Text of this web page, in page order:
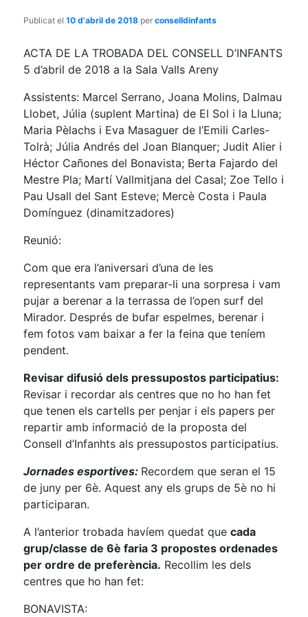
Publicat el10 d'abril de 2018 perconselldinfants
ACTA DE LA TROBADA DEL CONSELL D’INFANTS
5 d’abril de 2018 a la Sala Valls Areny
Assistents: Marcel Serrano, Joana Molins, Dalmau
Llobet, Júlia (suplent Martina) de El Sol i la Lluna;
Maria Pèlachs i Eva Masaguer de l’Emili Carles-
Tolrà; Júlia Andrés del Joan Blanquer; Judit Alier i
Héctor Cañones del Bonavista; Berta Fajardo del
Mestre Pla; Martí Vallmitjana del Casal; Zoe Tello i
Pau Usall del Sant Esteve; Mercè Costa i Paula
Domínguez (dinamitzadores)
Reunió:
Com que era l’aniversari d’una de les
representants vam preparar-li una sorpresa i vam
pujar a berenar a la terrassa de l’open surf del
Mirador. Després de bufar espelmes, berenar i
fem fotos vam baixar a fer la feina que teníem
pendent.
Revisar difusió dels pressupostos participatius:
Revisar i recordar als centres que no ho han fet
que tenen els cartells per penjar i els papers per
repartir amb informació de la proposta del
Consell d’Infanhts als pressupostos participatius.
Jornades esportives: Recordem que seran el 15
de juny per 6è. Aquest any els grups de 5è no hi
participaran.
A l’anterior trobada havíem quedat quecada
grup/classe de 6è faria 3 propostes ordenades
per ordre de preferència. Recollim les dels
centres que ho han fet:
BONAVISTA: